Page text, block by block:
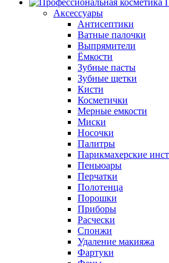
Аксессуары
Антисептики
Ватные палочки
Выпрямители
Ёмкости
Зубные пасты
Зубные щетки
Кисти
Косметички
Мерные емкости
Миски
Носочки
Палитры
Парикмахерские
Пеньюары
Перчатки
Полотенца
Порошки
Приборы
Расчески
Спонжи
Удаление макияжа
Фартуки